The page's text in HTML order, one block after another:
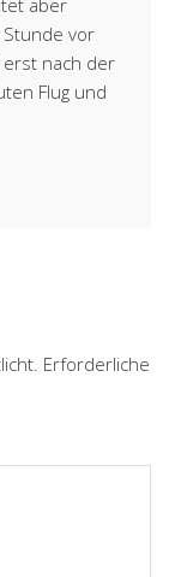
aber
vor
nach der
Flug und
Erforderliche